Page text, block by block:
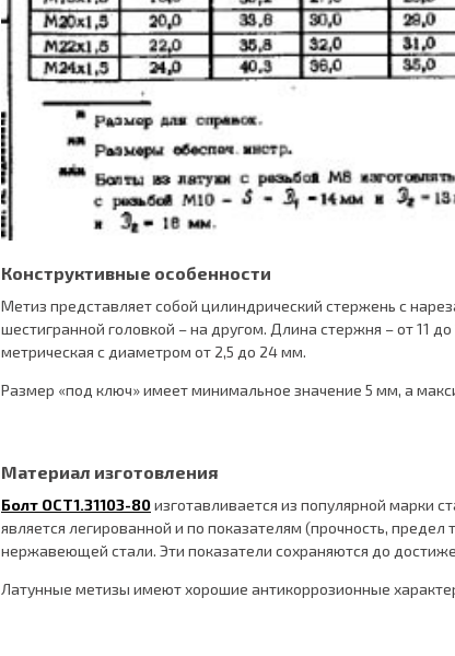
Конструктивные особенности
Метиз представляет собой цилиндрический стержень с
шестигранной головкой – на другом. Длина стержня – от 11
метрическая с диаметром от 2,5 до 24 мм.
Размер «под ключ» имеет минимальное значение 5 мм, а
Материал изготовления
Болт ОСТ1.31103-80изготавливается из популярной марки
является легированной и по показателям (прочность,
нержавеющей стали. Эти показатели сохраняются до
Латунные метизы имеют хорошие антикоррозионные